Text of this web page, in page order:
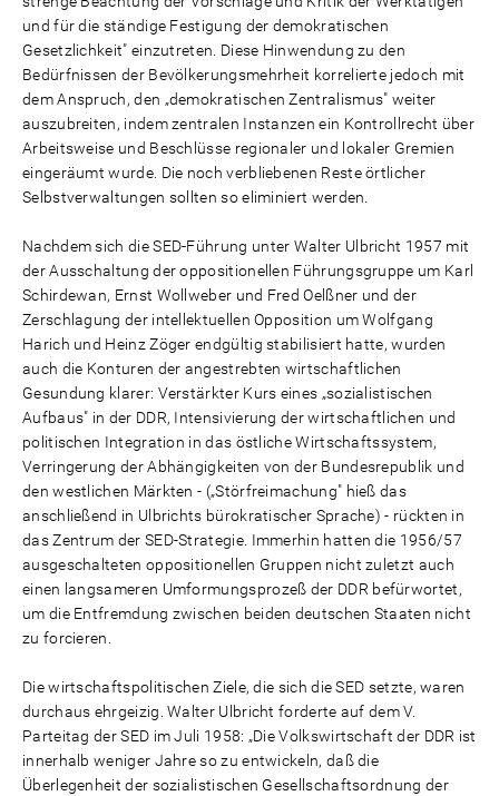
und für die ständige Festigung der demokratischen
Gesetzlichkeit" einzutreten. Diese Hinwendung zu den
Bedürfnissen der Bevölkerungsmehrheit korrelierte jedoch mit
dem Anspruch, den „demokratischen Zentralismus" weiter
auszubreiten, indem zentralen Instanzen ein Kontrollrecht über
Arbeitsweise und Beschlüsse regionaler und lokaler Gremien
eingeräumt wurde. Die noch verbliebenen Reste örtlicher
Selbstverwaltungen sollten so eliminiert werden.
Nachdem sich die SED-Führung unter Walter Ulbricht 1957 mit
der Ausschaltung der oppositionellen Führungsgruppe um Karl
Schirdewan, Ernst Wollweber und Fred Oelßner und der
Zerschlagung der intellektuellen Opposition um Wolfgang
Harich und Heinz Zöger endgültig stabilisiert hatte, wurden
auch die Konturen der angestrebten wirtschaftlichen
Gesundung klarer: Verstärkter Kurs eines „sozialistischen
Aufbaus" in der DDR, Intensivierung der wirtschaftlichen und
politischen Integration in das östliche Wirtschaftssystem,
Verringerung der Abhängigkeiten von der Bundesrepublik und
den westlichen Märkten - („Störfreimachung" hieß das
anschließend in Ulbrichts bürokratischer Sprache) - rückten in
das Zentrum der SED-Strategie. Immerhin hatten die 1956/57
ausgeschalteten oppositionellen Gruppen nicht zuletzt auch
einen langsameren Umformungsprozeß der DDR befürwortet,
um die Entfremdung zwischen beiden deutschen Staaten nicht
zu forcieren.
Die wirtschaftspolitischen Ziele, die sich die SED setzte, waren
durchaus ehrgeizig. Walter Ulbricht forderte auf dem V.
Parteitag der SED im Juli 1958: „Die Volkswirtschaft der DDR ist
innerhalb weniger Jahre so zu entwickeln, daß die
Überlegenheit der sozialistischen Gesellschaftsordnung der